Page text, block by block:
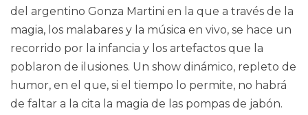
del argentino Gonza Martini en la que a través de la
magia, los malabares y la música en vivo, se hace un
recorrido por la infancia y los artefactos que la
poblaron de ilusiones. Un show dinámico, repleto de
humor, en el que, si el tiempo lo permite, no habrá
de faltar a la cita la magia de las pompas de jabón.